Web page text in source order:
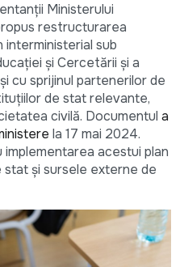
Ministerului
restructurarea
sub
și Cercetării și a
cu sprijinul partenerilor de
de stat relevante,
civilă. Documentul a
la 17 mai 2024.
acestui plan
și sursele externe de